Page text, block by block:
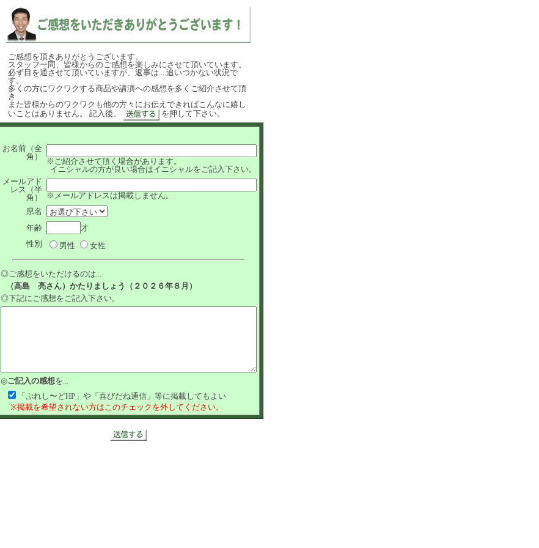
ご感想を頂きありがとうございます。
スタッフ一同、皆様からのご感想を楽しみにさせて頂いています。
必ず目を通させて頂いていますが、返事は....追いつかない状況で
す。
多くの方にワクワクする商品や講演への感想を多くご紹介させて頂
き
また皆様からのワクワクも他の方々にお伝えできればこんなに嬉し
いことはありません。 記入後、
を押して下さい。
お名前（全
角）
※ご紹介させて頂く場合があります。
イニシャルの方が良い場合はイニシャルをご記入下さい。
メールアド
レス（半
角）
※メールアドレスは掲載しません。
県名
年齢
才
性別
男性 女性
◎ご感想をいただけるのは...
（高島 亮さん）かたりましょう（２０２６年８月）
◎下記にご感想をご記入下さい。
◎ご記入の感想を...
「ぷれし〜どHP」や「喜びだね通信」等に掲載してもよい
※掲載を希望されない方はこのチェックを外してください。